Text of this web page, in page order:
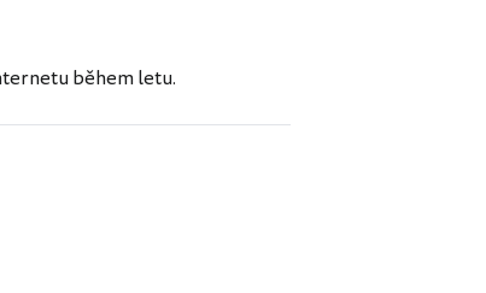
během letu.